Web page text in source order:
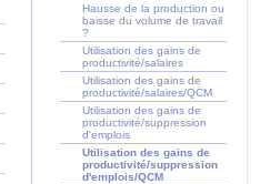
Hausse de la production ou
baisse du volume de travail
?
Utilisation des gains de
productivité/salaires
Utilisation des gains de
productivité/salaires/QCM
Utilisation des gains de
productivité/suppression
d'emplois
Utilisation des gains de
productivité/suppression
d'emplois/QCM